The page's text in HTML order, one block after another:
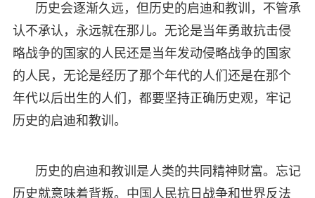
历史会逐渐久远，但历史的启迪和教训，不管承
认不承认，永远就在那儿。无论是当年勇敢抗击侵
略战争的国家的人民还是当年发动侵略战争的国家
的人民，无论是经历了那个年代的人们还是在那个
年代以后出生的人们，都要坚持正确历史观，牢记
历史的启迪和教训。
历史的启迪和教训是人类的共同精神财富。忘记
历史就意味着背叛。中国人民抗日战争和世界反法